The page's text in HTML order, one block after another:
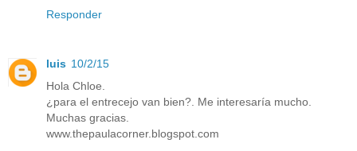
Responder
luis 10/2/15
Hola Chloe.
¿para el entrecejo van bien?. Me interesaría mucho.
Muchas gracias.
www.thepaulacorner.blogspot.com